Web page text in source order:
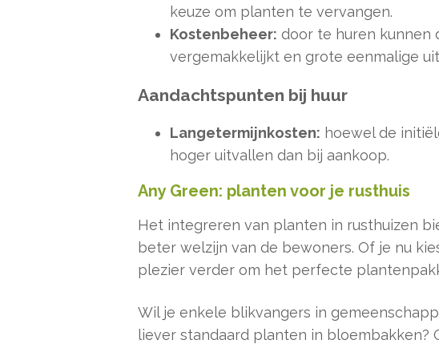
keuze om planten te vervangen.
Kostenbeheer: door te huren kunnen
vergemakkelijkt en grote eenmalige
Aandachtspunten bij huur
Langetermijnkosten: hoewel de
hoger uitvallen dan bij aankoop.
Any Green: planten voor je rusthuis
Het integreren van planten in rusthuizen
beter welzijn van de bewoners. Of je nu
plezier verder om het perfecte
Wil je enkele blikvangers in
liever standaard planten in bloembakken?